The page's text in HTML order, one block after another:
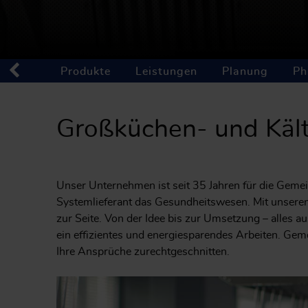
Produkte Leistungen Planung
Großküchen- und
Unser Unternehmen ist seit 35 Jahren für die
Systemlieferant das Gesundheitswesen. Mit
zur Seite. Von der Idee bis zur Umsetzung – alles
ein effizientes und energiesparendes Arbeiten.
Ihre Ansprüche zurechtgeschnitten.